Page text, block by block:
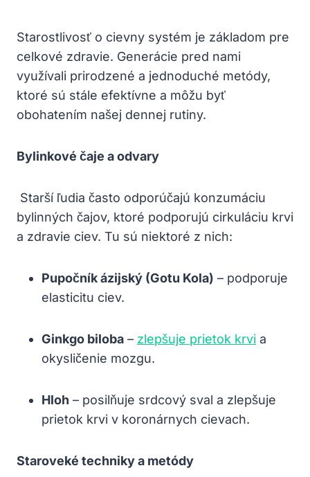
Starostlivosť o cievny ​systém je základom ‍pre
celkové ⁣zdravie.⁤ Generácie ‌pred nami​
využívali prirodzené a jednoduché metódy,
ktoré sú stále efektívne a môžu‌ byť
obohatením⁤ našej dennej rutiny.
Bylinkové‍ čaje ⁣a⁢ odvary
​ Starší ľudia často odporúčajú konzumáciu
bylinných čajov,​ ktoré ​podporujú cirkuláciu krvi
a ‌zdravie ciev.​ Tu sú niektoré z‌ nich:
Pupočník ​ázijský (Gotu ‍Kola) – podporuje
elasticitu ciev.
Ginkgo ‌biloba – zlepšuje prietok krvi a
okysličenie mozgu.
Hloh – posilňuje srdcový sval ‍a zlepšuje
prietok krvi v koronárnych cievach.
Staroveké​ techniky⁤ a metódy